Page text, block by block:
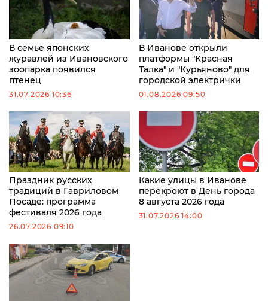
В семье японских
журавлей из Ивановского
зоопарка появился
птенец
31.07.2026 10:36
В Иванове открыли
платформы "Красная
Талка" и "Курьяново" для
городской электрички
01.08.2026 09:50
Праздник русских
традиций в Гавриловом
Посаде: программа
фестиваля 2026 года
26.07.2026 09:10
Какие улицы в Иванове
перекроют в День города
8 августа 2026 года
31.07.2026 14:00